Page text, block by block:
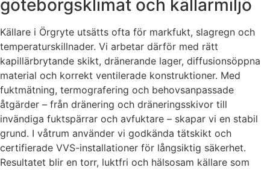
göteborgsklimat och källarmiljö
Källare i Örgryte utsätts ofta för markfukt, slagregn och
temperaturskillnader. Vi arbetar därför med rätt
kapillärbrytande skikt, dränerande lager, diffusionsöppna
material och korrekt ventilerade konstruktioner. Med
fuktmätning, termografering och behovsanpassade
åtgärder – från dränering och dräneringsskivor till
invändiga fuktspärrar och avfuktare – skapar vi en stabil
grund. I våtrum använder vi godkända tätskikt och
certifierade VVS-installationer för långsiktig säkerhet.
Resultatet blir en torr, luktfri och hälsosam källare som